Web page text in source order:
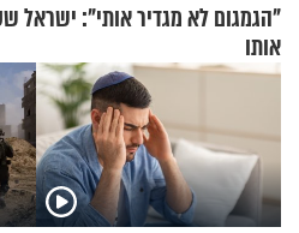
"הגמגום לא מגדיר אותי": ישראל
אותו